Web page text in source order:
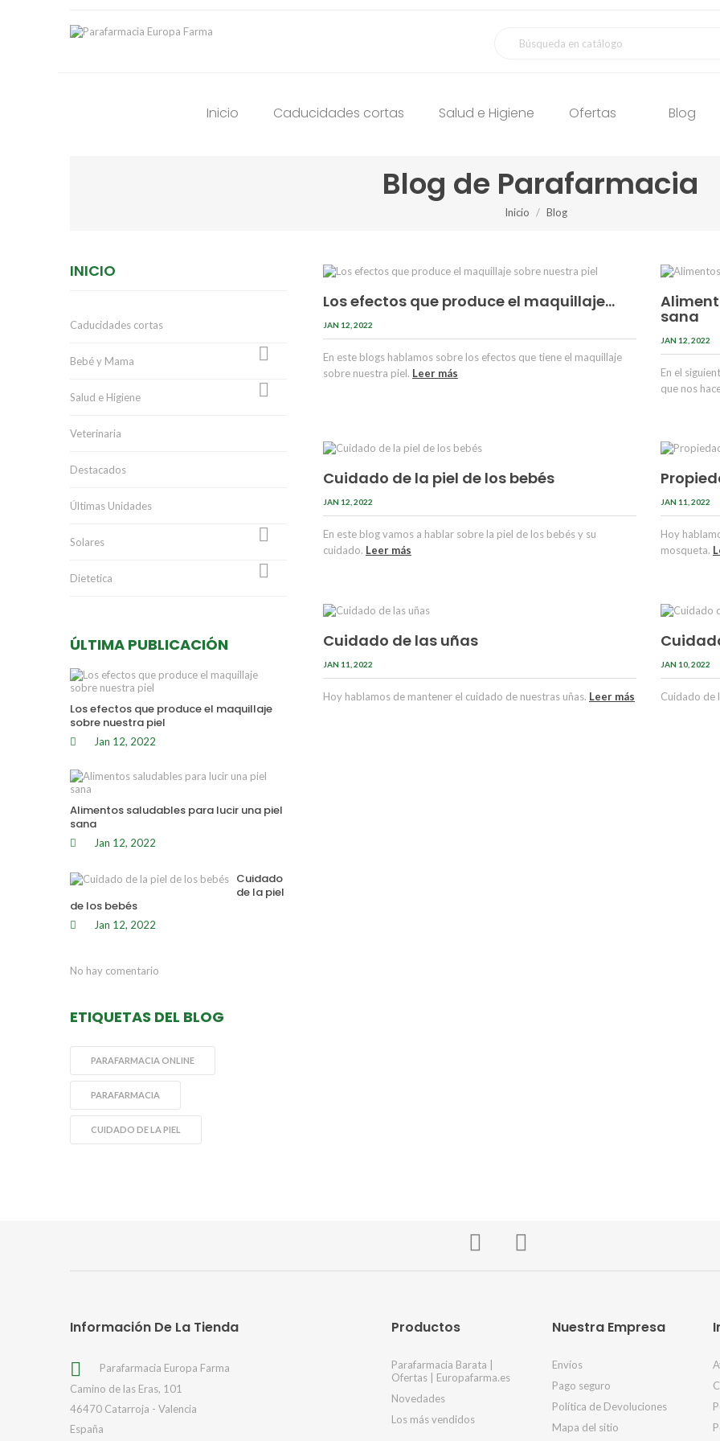
Inicio Caducidades cortas Salud e Higiene Ofertas Blog
Blog de Parafarmacia
Inicio Blog
INICIO
Caducidades cortas
Bebé y Mama 
Salud e Higiene 
Veterinaria
Destacados
Últimas Unidades
Solares 
Dietetica 
ÚLTIMA PUBLICACIÓN
Los efectos que produce el maquillaje
sobre nuestra piel
Jan 12, 2022
Alimentos saludables para lucir una piel
sana
Jan 12, 2022
Cuidado
de la piel
de los bebés
Jan 12, 2022
No hay comentario
ETIQUETAS DEL BLOG
PARAFARMACIA ONLINE
PARAFARMACIA
CUIDADO DE LA PIEL
Los efectos que produce el maquillaje...
JAN 12, 2022
En este blogs hablamos sobre los efectos que tiene el maquillaje
sobre nuestra piel. Leer más
sana
JAN 12, 2022
En el
que nos
Cuidado de la piel de los bebés
JAN 12, 2022
En este blog vamos a hablar sobre la piel de los bebés y su
cuidado. Leer más
JAN 11, 2022
Hoy
mosqueta.
Cuidado de las uñas
JAN 11, 2022
Hoy hablamos de mantener el cuidado de nuestras uñas. Leer más
JAN 10, 2022
Cuidado de
Información De La Tienda

Parafarmacia Europa Farma
Camino de las Eras, 101
46470 Catarroja - Valencia
España
Productos
Parafarmacia Barata |
Ofertas | Europafarma.es
Novedades
Los más vendidos
Nuestra Empresa
Envíos
Pago seguro
Política de Devoluciones
Mapa del sitio